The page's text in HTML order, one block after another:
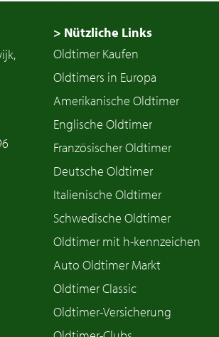
> Nützliche Links
Oldtimer Kaufen
Oldtimers in Europa
Amerikanische Oldtimer
Englische Oldtimer
Französischer Oldtimer
Deutsche Oldtimer
Italienische Oldtimer
Schwedische Oldtimer
Oldtimer mit h-kennzeichen
Auto Oldtimer Markt
Oldtimer Classic
Oldtimer-Versicherung